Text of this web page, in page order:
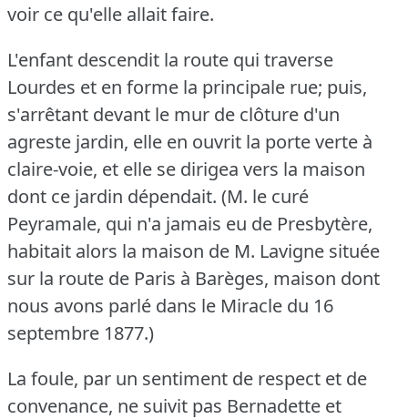
voir ce qu'elle allait faire.
L'enfant descendit la route qui traverse
Lourdes et en forme la principale rue; puis,
s'arrêtant devant le mur de clôture d'un
agreste jardin, elle en ouvrit la porte verte à
claire-voie, et elle se dirigea vers la maison
dont ce jardin dépendait. (M. le curé
Peyramale, qui n'a jamais eu de Presbytère,
habitait alors la maison de M. Lavigne située
sur la route de Paris à Barèges, maison dont
nous avons parlé dans le Miracle du 16
septembre 1877.)
La foule, par un sentiment de respect et de
convenance, ne suivit pas Bernadette et